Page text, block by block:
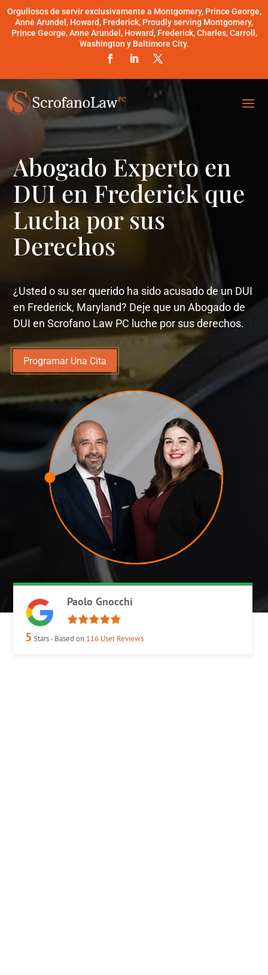
Orgullosos de servir exclusivamente a Montgomery, Prince George,
Anne Arundel, Howard, Frederick, Proudly serving Montgomery,
Prince George, Anne Arundel, Howard, Frederick, Charles, Carroll,
Washington y Baltimore City.
Abogado Experto en
DUI en Frederick que
Lucha por sus
Derechos
¿Usted o su ser querido ha sido acusado de un DUI
en Frederick, Maryland? Deje que un Abogado de
DUI en Scrofano Law PC luche por sus derechos.
Programar Una Cita
Paolo Gnocchi
5 Stars - Based on 116 User Reviews